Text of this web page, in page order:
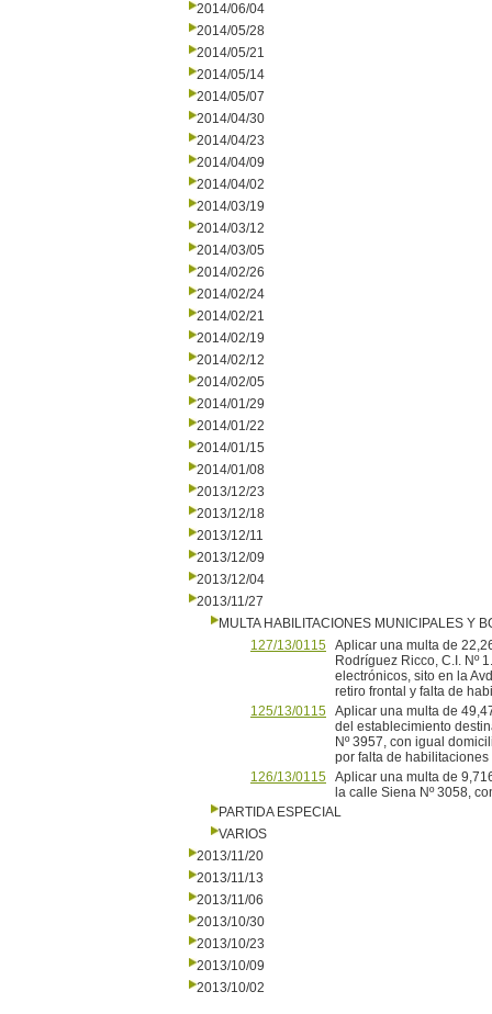
2014/06/04
2014/05/28
2014/05/21
2014/05/14
2014/05/07
2014/04/30
2014/04/23
2014/04/09
2014/04/02
2014/03/19
2014/03/12
2014/03/05
2014/02/26
2014/02/24
2014/02/21
2014/02/19
2014/02/12
2014/02/05
2014/01/29
2014/01/22
2014/01/15
2014/01/08
2013/12/23
2013/12/18
2013/12/11
2013/12/09
2013/12/04
2013/11/27
MULTA HABILITACIONES MUNICIPALES Y
127/13/0115 Aplicar una multa de
Rodríguez Ricco, C.I. Nº
electrónicos, sito en la
retiro frontal y falta de
125/13/0115 Aplicar una multa de
del establecimiento
Nº 3957, con igual
por falta de
126/13/0115 Aplicar una multa de
la calle Siena Nº 3058,
PARTIDA ESPECIAL
VARIOS
2013/11/20
2013/11/13
2013/11/06
2013/10/30
2013/10/23
2013/10/09
2013/10/02